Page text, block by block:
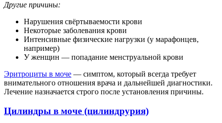
Другие причины:
Нарушения свёртываемости крови
Некоторые заболевания крови
Интенсивные физические нагрузки (у марафонцев,
например)
У женщин — попадание менструальной крови
Эритроциты в моче — симптом, который всегда требует
внимательного отношения врача и дальнейшей диагностики.
Лечение назначается строго после установления причины.
Цилиндры в моче (цилиндрурия)